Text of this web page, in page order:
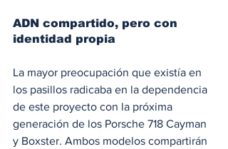
ADN compartido, pero con
identidad propia
La mayor preocupación que existía en
los pasillos radicaba en la dependencia
de este proyecto con la próxima
generación de los Porsche 718 Cayman
y Boxster. Ambos modelos compartirán